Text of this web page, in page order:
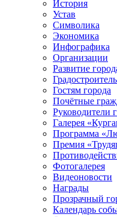
История
Устав
Символика
Экономика
Инфографика
Организации
Развитие
Гостям города
Почётные
Руководители
Галерея
Программа
Премия
Фотогалерея
Видеоновости
Награды
Прозрачный
Календарь